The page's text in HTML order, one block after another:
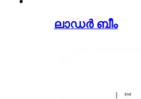
ലാഡർ ബീം